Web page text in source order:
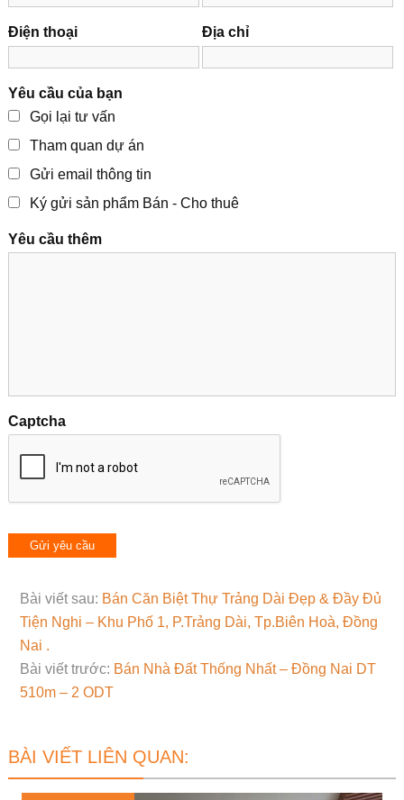
Điện thoại Địa chỉ
Yêu cầu của bạn
Gọi lại tư vấn
Tham quan dự án
Gửi email thông tin
Ký gửi sản phẩm Bán - Cho thuê
Yêu cầu thêm
Captcha
Bài viết sau: Bán Căn Biệt Thự Trảng Dài Đẹp & Đầy Đủ
Tiện Nghi – Khu Phố 1, P.Trảng Dài, Tp.Biên Hoà, Đồng
Nai .
Bài viết trước: Bán Nhà Đất Thống Nhất – Đồng Nai DT
510m – 2 ODT
BÀI VIẾT LIÊN QUAN: